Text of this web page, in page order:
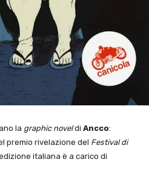
la graphic noveldi Ancco:
premio rivelazione del Festival di
italiana è a carico di